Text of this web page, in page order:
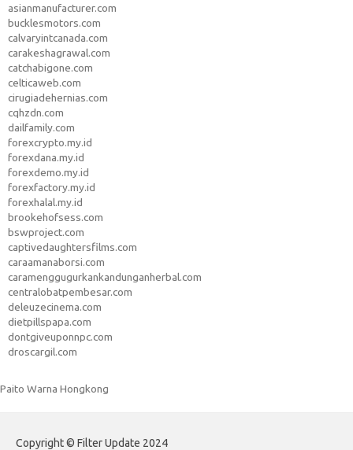
asianmanufacturer.com
bucklesmotors.com
calvaryintcanada.com
carakeshagrawal.com
catchabigone.com
celticaweb.com
cirugiadehernias.com
cqhzdn.com
dailfamily.com
forexcrypto.my.id
forexdana.my.id
forexdemo.my.id
forexfactory.my.id
forexhalal.my.id
brookehofsess.com
bswproject.com
captivedaughtersfilms.com
caraamanaborsi.com
caramenggugurkankandunganherbal.com
centralobatpembesar.com
deleuzecinema.com
dietpillspapa.com
dontgiveuponnpc.com
droscargil.com
Paito Warna Hongkong
Copyright © Filter Update 2024